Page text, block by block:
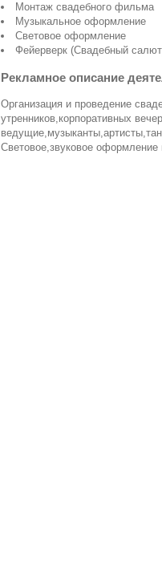
Монтаж свадебного фильма
Музыкальное оформление
Световое оформление
Фейерверк (Свадебный
Рекламное описание
Организация и проведение
утренников,корпоративных
Световое,звуковое оформление